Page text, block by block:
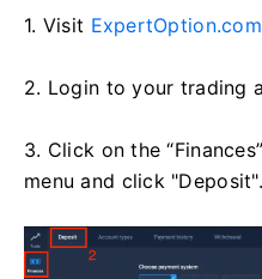
1. Visit ExpertOption.com
2. Login to your trading
3. Click on the
menu and click "Deposit".